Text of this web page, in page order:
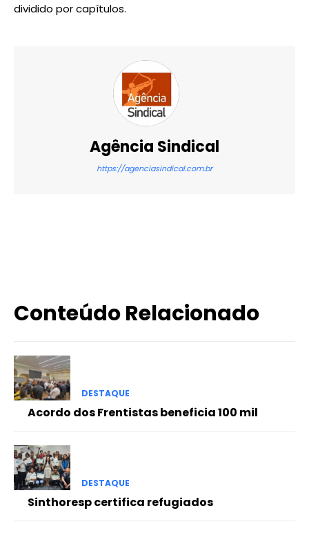
dividido por capítulos.
Agência Sindical
https://agenciasindical.com.br
Conteúdo Relacionado
DESTAQUE
Acordo dos Frentistas beneficia 100 mil
DESTAQUE
Sinthoresp certifica refugiados